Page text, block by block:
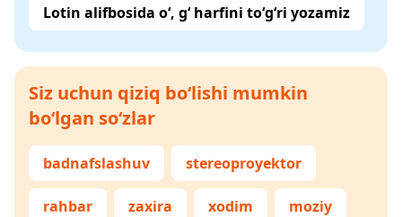
Lotin alifbosida o‘, g‘ harfini to‘g‘ri yozamiz
Siz uchun qiziq bo‘lishi mumkin
bo‘lgan so‘zlar
badnafslashuv stereoproyektor
rahbar zaxira xodim moziy